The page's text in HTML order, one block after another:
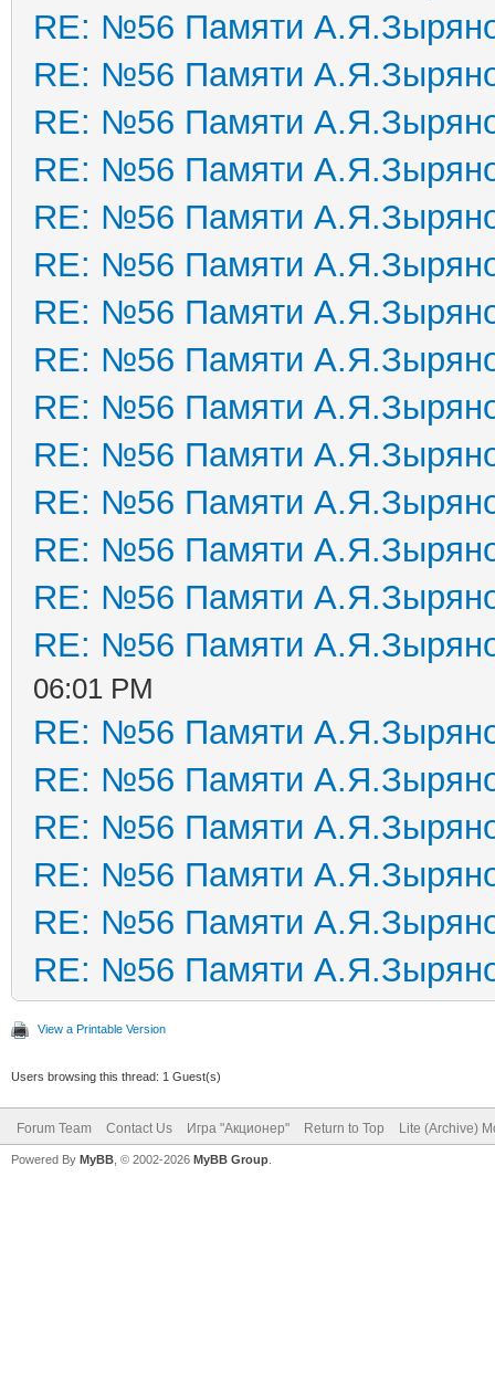
RE: №56 Памяти
RE: №56 Памяти
RE: №56 Памяти
RE: №56 Памяти
RE: №56 Памяти
RE: №56 Памяти
RE: №56 Памяти
RE: №56 Памяти
RE: №56 Памяти
RE: №56 Памяти
RE: №56 Памяти
RE: №56 Памяти
RE: №56 Памяти
RE: №56 Памяти
06:01 PM
RE: №56 Памяти
RE: №56 Памяти
RE: №56 Памяти
RE: №56 Памяти
RE: №56 Памяти
RE: №56 Памяти
View a Printable Version
Users browsing this thread: 1 Guest(s)
Forum Team Contact Us Игра "Акционер" Return to Top Lite (Archive)
Powered By MyBB , © 2002-2026 MyBB Group